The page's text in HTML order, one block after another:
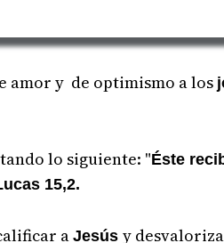
amor y de optimismo a los
lo siguiente: "Éste
15,2.
aJesúsy